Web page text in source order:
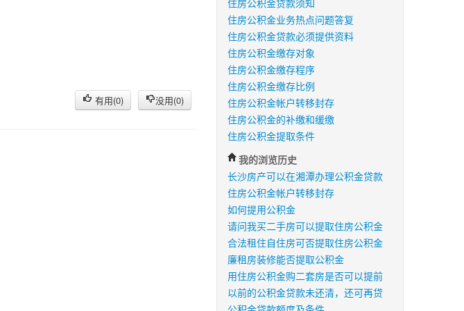
有用(0) 没用(0)
住房公积金贷款须知
住房公积金业务热点问题答复
住房公积金贷款必须提供资料
住房公积金缴存对象
住房公积金缴存程序
住房公积金缴存比例
住房公积金帐户转移封存
住房公积金的补缴和缓缴
住房公积金提取条件
我的浏览历史
长沙房产可以在湘潭办理公积金贷款
住房公积金帐户转移封存
如何提用公积金
请问我买二手房可以提取住房公积金
合法租住自住房可否提取住房公积金
廉租房装修能否提取公积金
用住房公积金购二套房是否可以提前
以前的公积金贷款未还清，还可再贷